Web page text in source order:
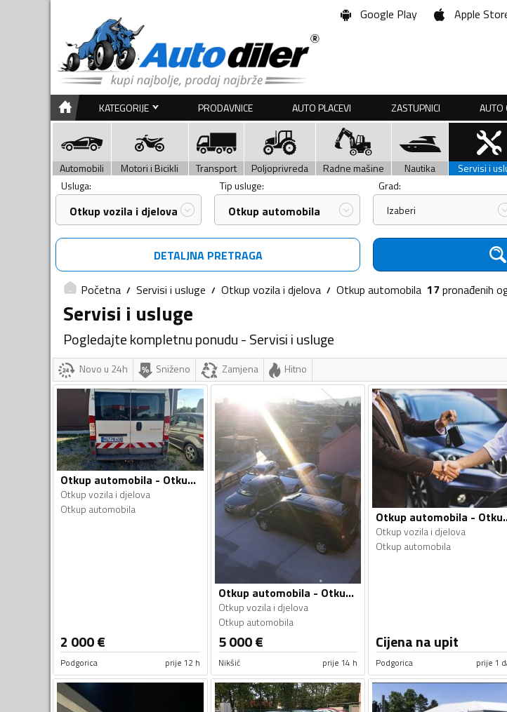
Google Play Apple
KATEGORIJE PRODAVNICE AUTO PLACEVI ZASTUPNICI AUTO
Automobili Motori i Bicikli Transport Poljoprivreda Radne mašine Nautika Servisi i
Usluga:
Otkup vozila i djelova
Tip usluge:
Otkup automobila
Grad:
Izaberi
DETALJNA PRETRAGA
Početna Servisi i usluge Otkup vozila i djelova Otkup automobila 17pronađenih
Servisi i usluge
Pogledajte kompletnu ponudu - Servisi i usluge
Novo u 24h Sniženo Zamjena Hitno
Otkup automobila - Otkup vozila i djelova
Otkup vozila i djelova
Otkup automobila
2 000€
Podgorica prije 12 h
Otkup automobila - Otkup vozila i djelova
Otkup vozila i djelova
Otkup automobila
5 000€
Nikšić prije 14 h
Otkup
Otkup vozila i djelova
Otkup automobila
Cijena na upit
Podgorica prije 1